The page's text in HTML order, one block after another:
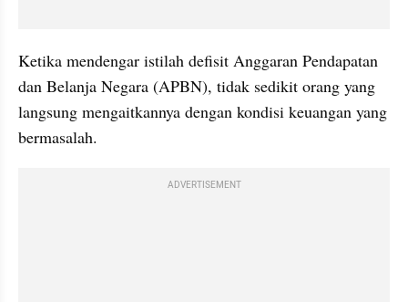
Ketika mendengar istilah defisit Anggaran Pendapatan
dan Belanja Negara (APBN), tidak sedikit orang yang
langsung mengaitkannya dengan kondisi keuangan yang
bermasalah.
ADVERTISEMENT